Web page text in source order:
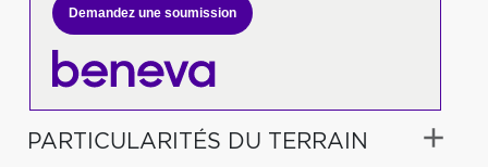
Demandez une soumission
PARTICULARITÉS DU TERRAIN